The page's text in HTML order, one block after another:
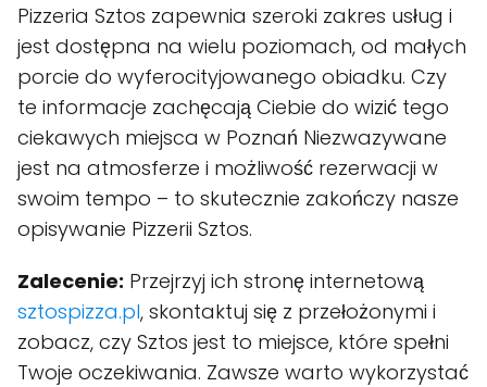
Pizzeria Sztos zapewnia szeroki zakres usług i
jest dostępna na wielu poziomach, od małych
porcie do wyferocityjowanego obiadku. Czy
te informacje zachęcają Ciebie do wizić tego
ciekawych miejsca w Poznań Niezwazywane
jest na atmosferze i możliwość rezerwacji w
swoim tempo – to skutecznie zakończy nasze
opisywanie Pizzerii Sztos.
Zalecenie: Przejrzyj ich stronę internetową
sztospizza.pl, skontaktuj się z przełożonymi i
zobacz, czy Sztos jest to miejsce, które spełni
Twoje oczekiwania. Zawsze warto wykorzystać